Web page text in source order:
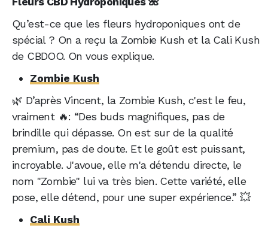
Qu’est-ce que les fleurs hydroponiques ont de
spécial ? On a reçu la Zombie Kush et la Cali Kush
de CBDOO. On vous explique.
Zombie Kush
🌿 D’après Vincent, la Zombie Kush, c'est le feu,
vraiment 🔥: “Des buds magnifiques, pas de
brindille qui dépasse. On est sur de la qualité
premium, pas de doute. Et le goût est puissant,
incroyable. J'avoue, elle m'a détendu directe, le
nom "Zombie" lui va très bien. Cette variété, elle
pose, elle détend, pour une super expérience.” 💥
Cali Kush